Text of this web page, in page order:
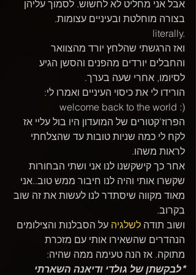
אבל אני מחליט לא לחשוש. לסמוך עליהן
בצורה מוחלטת ובעיניים עצומות.
literally.
ואז הרגשתי שהלחץ יורד מהצוואר
והחבלים יורדים מהפנים והסשן הגיע
לסיומו, אחרי שעה בערך.
הורידו לי את כיסוי העיניים ואמרו לי:
welcome back to the world :)
הפרוז'קטורים של המועדון היו בול עליי אז
לקח לי כמה שניות טובות עד שהצלחתי
לראות משהו.
אחר כך קישקשנו לנו אני ושתי הבחורות
שקשרו אותי והיה לנו חיבור ממש טוב..אני
מאוד מקווה שיסתדר לנו לעשות את זה שוב
בקרוב.
ושוב תודה לשלגיה על הסבלנות והצילומים
הנהדרים שהשאירו אותי עם מזכרת
מתוקה. אז הנה טעימה ממה שהיה:
*לבקשתן של גולדי ודיאנה השארתי